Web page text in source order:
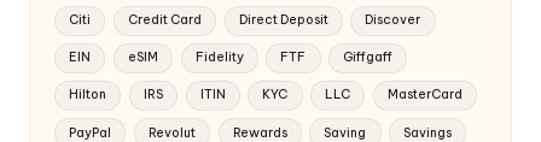
Citi Credit Card Direct Deposit Discover
EIN eSIM Fidelity FTF Giffgaff
Hilton IRS ITIN KYC LLC MasterCard
PayPal Revolut Rewards Saving Savings